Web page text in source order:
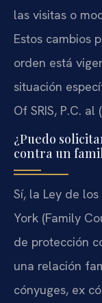
las visitas o
Estos cambios
orden está
situación
Of SRIS, P.C.
¿Puedo
contra un
Sí, la Ley de
York (Family
de protección
una relación
cónyuges, ex